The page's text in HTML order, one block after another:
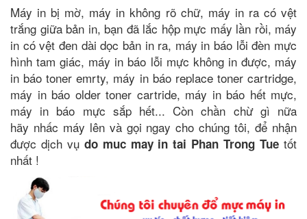
Máy in bị mờ, máy in không rõ chữ, máy in ra có vệt
trắng giữa bản in, bạn đã lắc hộp mực mấy lần rồi, máy
in có vệt đen dài dọc bản in ra, máy in báo lỗi đèn mực
hình tam giác, máy in báo lỗi mực không in được, máy
in báo toner emrty, máy in báo replace toner cartridge,
máy in báo older toner cartride, máy in báo hết mực,
máy in báo mực sắp hết... Còn chần chừ gì nữa
hãy nhấc máy lên và gọi ngay cho chúng tôi, để nhận
được dịch vụ do muc may in tai Phan Trong Tue tốt
nhất !